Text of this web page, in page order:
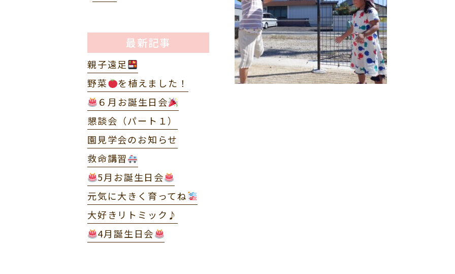
最新記事
親子遠足
野菜
を植えました！
６月お誕生日会
懇談会（パート１）
園見学会のお知らせ
救命講習
5月お誕生日会
元気に大きく育ってね
大好きリトミック♪
4月誕生日会